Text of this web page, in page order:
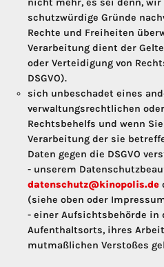
nicht mehr, es sei denn, wir
schutzwürdige Gründe
Rechte und Freiheiten
Verarbeitung dient der
oder Verteidigung von
DSGVO).
sich unbeschadet eines
verwaltungsrechtlichen
Rechtsbehelfs und wenn
Verarbeitung der sie
Daten gegen die DSGVO
- unserem
datenschutz@kinopolis.de
(siehe oben oder
- einer Aufsichtsbehörde
Aufenthaltsorts, ihres
mutmaßlichen Verstoßes